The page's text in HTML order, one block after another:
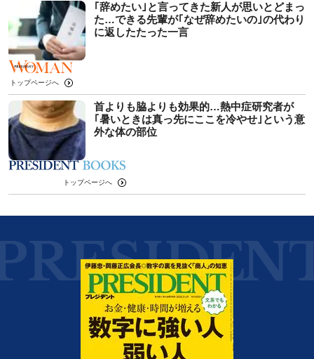
｢辞めたい｣と言ってきた新人が思いとどまっ
た…できる先輩が｢なぜ辞めたいの｣の代わり
に返したたった一言
トップページへ
首よりも脇よりも効果的…熱中症研究者が
｢暑いときは真っ先にここを冷やせ｣という意
外な体の部位
トップページへ